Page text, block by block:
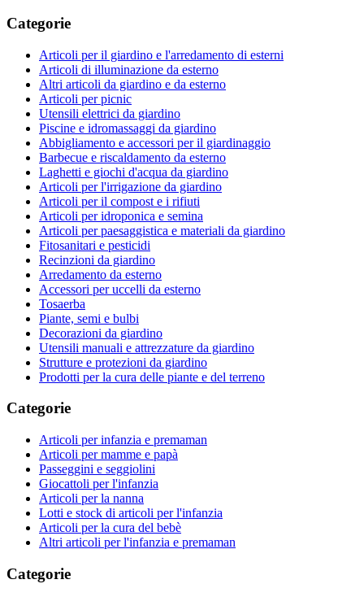
Categorie
Articoli per il giardino e l'arredamento di esterni
Articoli di illuminazione da esterno
Altri articoli da giardino e da esterno
Articoli per picnic
Utensili elettrici da giardino
Piscine e idromassaggi da giardino
Abbigliamento e accessori per il giardinaggio
Barbecue e riscaldamento da esterno
Laghetti e giochi d'acqua da giardino
Articoli per l'irrigazione da giardino
Articoli per il compost e i rifiuti
Articoli per idroponica e semina
Articoli per paesaggistica e materiali da giardino
Fitosanitari e pesticidi
Recinzioni da giardino
Arredamento da esterno
Accessori per uccelli da esterno
Tosaerba
Piante, semi e bulbi
Decorazioni da giardino
Utensili manuali e attrezzature da giardino
Strutture e protezioni da giardino
Prodotti per la cura delle piante e del terreno
Categorie
Articoli per infanzia e premaman
Articoli per mamme e papà
Passeggini e seggiolini
Giocattoli per l'infanzia
Articoli per la nanna
Lotti e stock di articoli per l'infanzia
Articoli per la cura del bebè
Altri articoli per l'infanzia e premaman
Categorie